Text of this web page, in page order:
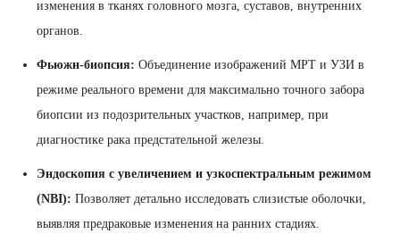
изменения в тканях головного мозга, суставов, внутренних
органов.
Фьюжн-биопсия: Объединение изображений МРТ и УЗИ в
режиме реального времени для максимально точного забора
биопсии из подозрительных участков, например, при
диагностике рака предстательной железы.
Эндоскопия с увеличением и узкоспектральным режимом
(NBI): Позволяет детально исследовать слизистые оболочки,
выявляя предраковые изменения на ранних стадиях.